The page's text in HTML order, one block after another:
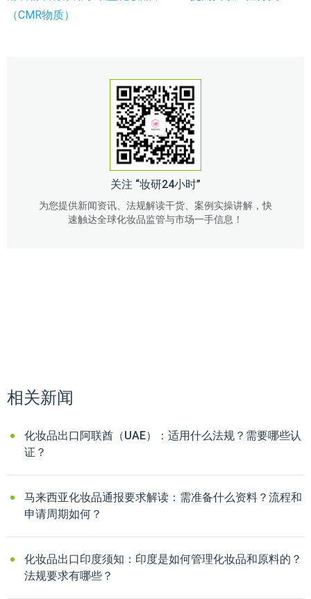
（CMR物质）
关注 “妆研24小时”
为您提供新闻资讯、法规解读干货、案例实操讲解，快
速触达全球化妆品监管与市场一手信息！
相关新闻
化妆品出口阿联酋（UAE）：适用什么法规？需要哪些认
证？
马来西亚化妆品通报要求解读：需准备什么资料？流程和
申请周期如何？
化妆品出口印度须知：印度是如何管理化妆品和原料的？
法规要求有哪些？